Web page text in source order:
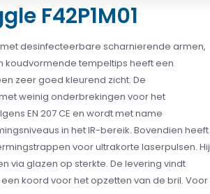
F42P1M01
met desinfecteerbare scharnierende armen,
koudvormende tempeltips heeft een
zeer goed kleurend zicht. De
weinig onderbrekingen voor het
EN 207 CE en wordt met name
in het IR-bereik. Bovendien heeft
voor ultrakorte laserpulsen. Hij
via glazen op sterkte. De levering vindt
koord voor het opzetten van de bril. Voor